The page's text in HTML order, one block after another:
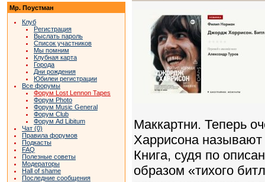
Мр. Поустман
Клуб
Регистрация
Выслать пароль
Список участников
Мы помним
Клубная карта
Города
Дни рождения
Юбилеи регистрации
Все форумы
Форум Lost Lennon Tapes
Форум Photo
Форум Music General
Форум Club
Форум Ad Libitum
Чат (0)
Правила форумов
Подкасты
FAQ
Полезные советы
Модераторы
Hall of shame
Последние сообщения
Маккартни. Теперь
Харрисона
Книга, судя по
образом «тихого